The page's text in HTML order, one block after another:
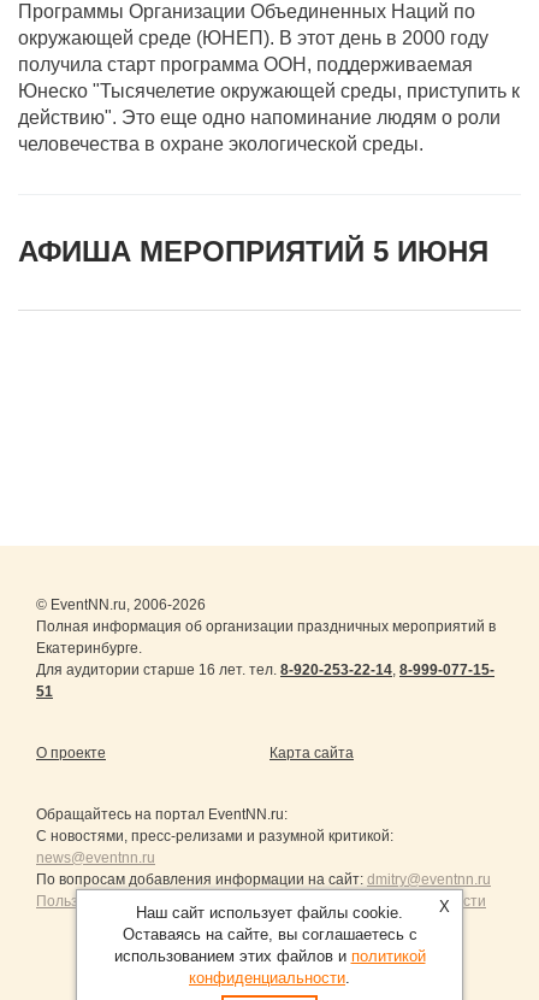
Программы Организации Объединенных Наций по
окружающей среде (ЮНЕП). В этот день в 2000 году
получила старт программа ООН, поддерживаемая
Юнеско "Тысячелетие окружающей среды, приступить к
действию". Это еще одно напоминание людям о роли
человечества в охране экологической среды.
АФИША МЕРОПРИЯТИЙ 5 ИЮНЯ
© EventNN.ru, 2006-2026
Полная информация об организации праздничных мероприятий в
Екатеринбурге.
Для аудитории старше 16 лет. тел. 8-920-253-22-14, 8-999-077-15-
51
О проекте Карта сайта
Обращайтесь на портал EventNN.ru:
С новостями, пресс-релизами и разумной критикой:
news@eventnn.ru
По вопросам добавления информации на сайт: dmitry@eventnn.ru
Пользовательское Соглашение и политика конфиденциальности
X
Наш сайт использует файлы cookie.
Оставаясь на сайте, вы соглашаетесь с
использованием этих файлов и политикой
конфиденциальности.